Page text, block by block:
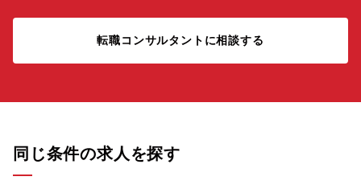
転職コンサルタントに相談する
同じ条件の求人を探す